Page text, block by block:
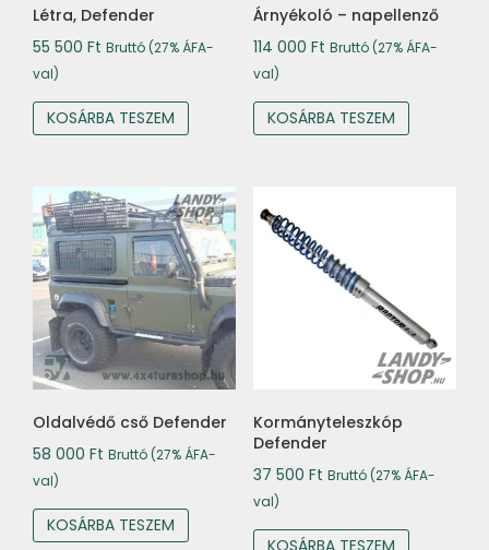
Létra, Defender
55 500 Ft Bruttó (27% ÁFA-
val)
KOSÁRBA TESZEM
Árnyékoló – napellenző
114 000 Ft Bruttó (27% ÁFA-
val)
KOSÁRBA TESZEM
Oldalvédő cső Defender
58 000 Ft Bruttó (27% ÁFA-
val)
KOSÁRBA TESZEM
Kormányteleszkóp
Defender
37 500 Ft Bruttó (27% ÁFA-
val)